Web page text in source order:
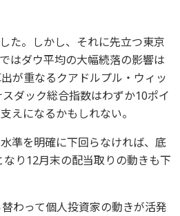
た。しかし、それに先立つ東京
はダウ平均の大幅続落の影響は
が重なるクアドルプル・ウィッ
ダック総合指数はわずか10ポイ
えになるかもしれない。
準を明確に下回らなければ、底
り12月末の配当取りの動きも下
わって個人投資家の動きが活発